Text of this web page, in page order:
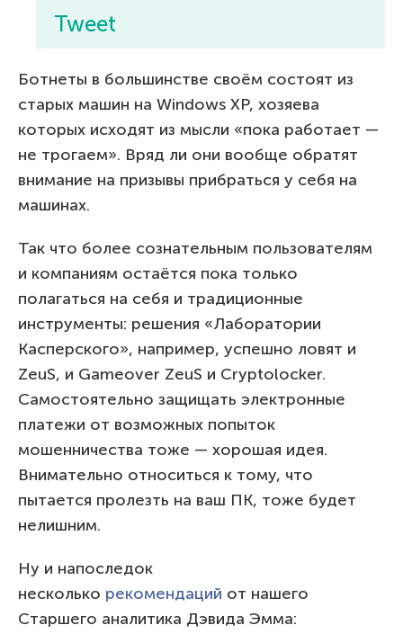
Tweet
Ботнеты в большинстве своём состоят из
старых машин на Windows XP, хозяева
которых исходят из мысли «пока работает —
не трогаем». Вряд ли они вообще обратят
внимание на призывы прибраться у себя на
машинах.
Так что более сознательным пользователям
и компаниям остаётся пока только
полагаться на себя и традиционные
инструменты: решения «Лаборатории
Касперского», например, успешно ловят и
ZeuS, и Gameover ZeuS и Cryptolocker.
Самостоятельно защищать электронные
платежи от возможных попыток
мошенничества тоже — хорошая идея.
Внимательно относиться к тому, что
пытается пролезть на ваш ПК, тоже будет
нелишним.
Ну и напоследок
несколько рекомендаций от нашего
Старшего аналитика Дэвида Эмма: